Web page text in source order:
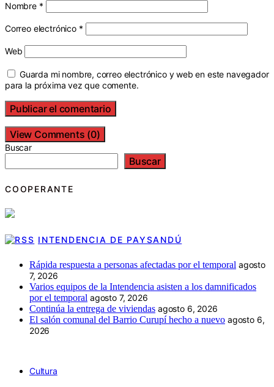
Nombre *
Correo electrónico *
Web
Guarda mi nombre, correo electrónico y web en este navegador
para la próxima vez que comente.
View Comments (0)
Buscar
Buscar
COOPERANTE
INTENDENCIA DE PAYSANDÚ
Rápida respuesta a personas afectadas por el temporal agosto
7, 2026
Varios equipos de la Intendencia asisten a los damnificados
por el temporal agosto 7, 2026
Continúa la entrega de viviendas agosto 6, 2026
El salón comunal del Barrio Curupí hecho a nuevo agosto 6,
2026
Cultura